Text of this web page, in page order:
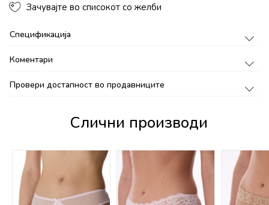
Зачувајте во списокот со желби
Спецификација
Коментари
Провери достапност во продавниците
Слични производи